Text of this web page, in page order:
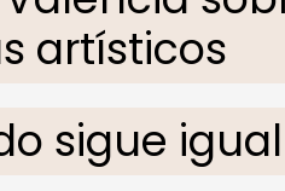
artísticos
sigue igual